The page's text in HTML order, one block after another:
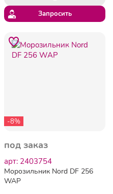
Запросить
-8%
под заказ
арт: 2403754
Морозильник Nord DF 256
WAP